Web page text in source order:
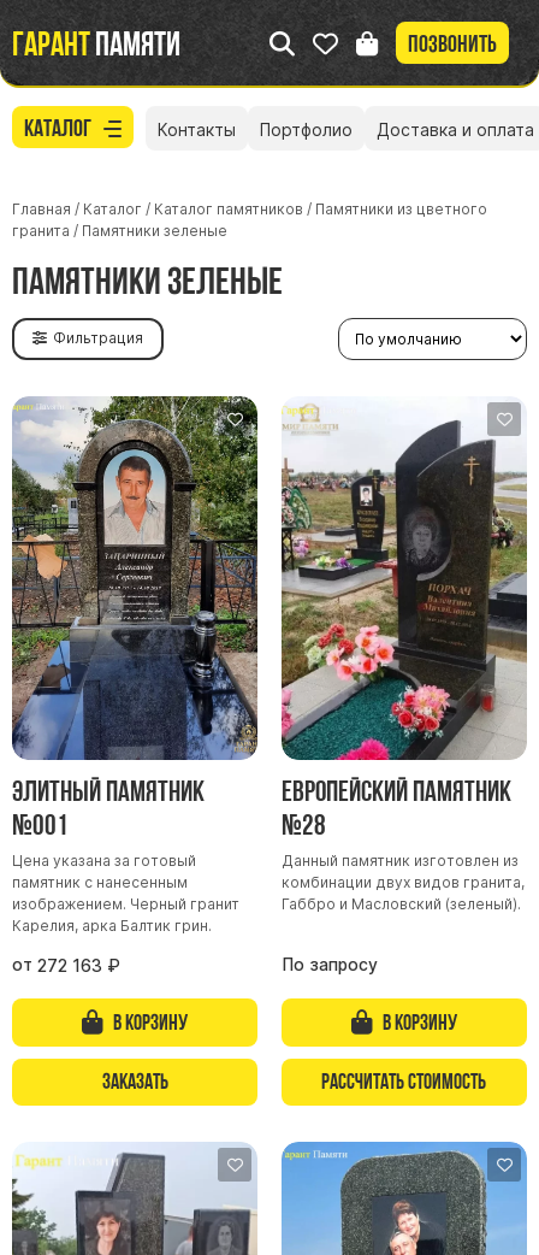
Гарантпамяти Позвонить
Каталог
Участникам СВО
Памятники из гранита
Памятники из мрамора
Элитные памятники
Резные памятники
Мемориальные комплексы
Памятники с полноформатным фото
Склеп
Cкульптуры ангел
Детские памятники
Памятники Мусульманские
Памятники Армянские
Европейские памятники
Памятники "Клипарт"
Семейные памятники ( памятники на двоих )
Памятники в форме креста
Памятники из белого мрамора Коелга
Креативные памятники
Кресты из белого мрамора
Контакты Портфолио Доставка и оплата
Главная / Каталог / Каталог памятников / Памятники из цветного
гранита / Памятники зеленые
Памятники зеленые
Фильтрация
Элитный памятник
№001
Цена указана за готовый
памятник с нанесенным
изображением. Черный гранит
Карелия, арка Балтик грин.
от 272 163 ₽
В корзину
Заказать
Европейский памятник
№28
Данный памятник изготовлен из
комбинации двух видов гранита,
Габбро и Масловский (зеленый).
По запросу
В корзину
Рассчитать стоимость